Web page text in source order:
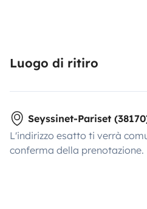
Luogo di ritiro
Seyssinet-Pariset
L'indirizzo esatto ti verrà
conferma della prenotazione.